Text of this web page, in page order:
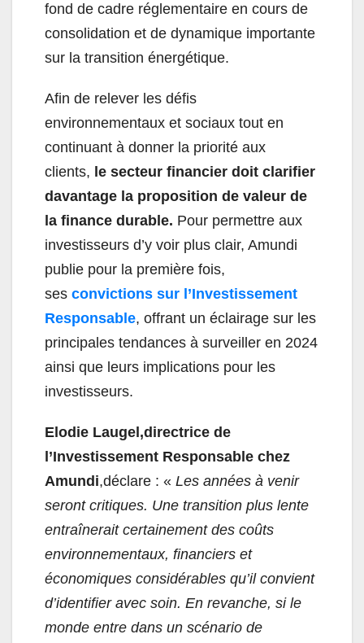
fond de cadre réglementaire en cours de
consolidation et de dynamique importante
sur la transition énergétique.
Afin de relever les défis
environnementaux et sociaux tout en
continuant à donner la priorité aux
clients, le secteur financier doit clarifier
davantage la proposition de valeur de
la finance durable. Pour permettre aux
investisseurs d’y voir plus clair, Amundi
publie pour la première fois,
ses convictions sur l’Investissement
Responsable, offrant un éclairage sur les
principales tendances à surveiller en 2024
ainsi que leurs implications pour les
investisseurs.
Elodie Laugel,directrice de
l’Investissement Responsable chez
Amundi,déclare : « Les années à venir
seront critiques. Une transition plus lente
entraînerait certainement des coûts
environnementaux, financiers et
économiques considérables qu’il convient
d’identifier avec soin. En revanche, si le
monde entre dans un scénario de